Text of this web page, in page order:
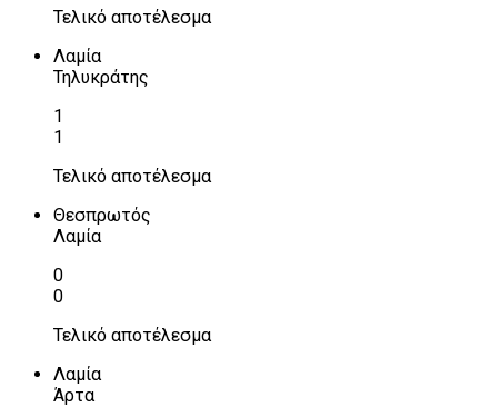
Τελικό αποτέλεσμα
Λαμία
Τηλυκράτης
1
1
Τελικό αποτέλεσμα
Θεσπρωτός
Λαμία
0
0
Τελικό αποτέλεσμα
Λαμία
Άρτα